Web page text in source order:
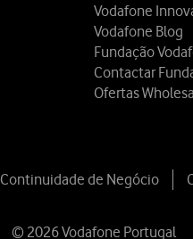
Vodafone
Vodafone Blog
Fundação
Contactar
Ofertas
Continuidade de Negócio
© 2026 Vodafone Portugal